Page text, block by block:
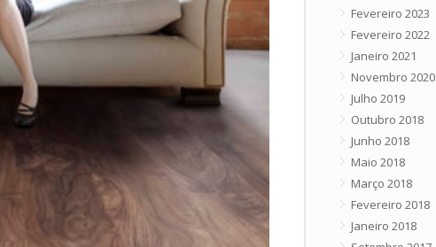
Fevereiro 2023
Fevereiro 2022
Janeiro 2021
Novembro 2020
Julho 2019
Outubro 2018
Junho 2018
Maio 2018
Março 2018
Fevereiro 2018
Janeiro 2018